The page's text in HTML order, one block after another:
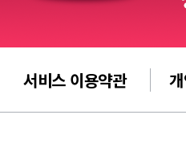
서비스 이용약관